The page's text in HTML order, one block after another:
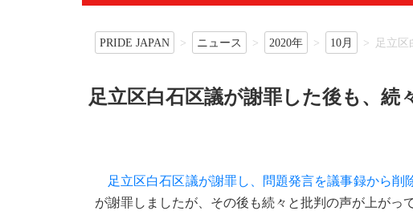
PRIDE JAPAN ニュース 2020年 10月 足立区
足立区白石区議が謝罪した後も、
足立区白石区議が謝罪し、問題発言を議事録から削
が謝罪しましたが、その後も続々と批判の声が上がっ